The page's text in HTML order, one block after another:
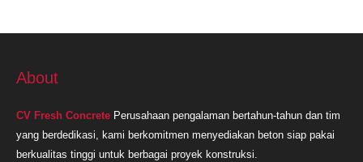
About
CV Fresh Concrete Perusahaan pengalaman bertahun-tahun dan tim
yang berdedikasi, kami berkomitmen menyediakan beton siap pakai
berkualitas tinggi untuk berbagai proyek konstruksi.